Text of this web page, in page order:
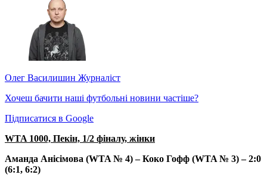
Олег Василишин Журналіст
Хочеш бачити наші футбольні новини частіше?
Підписатися в Google
WTA 1000, Пекін, 1/2 фіналу, жінки
Аманда Анісімова (WTA № 4) – Коко Гофф (WTA № 3) – 2:0
(6:1, 6:2)